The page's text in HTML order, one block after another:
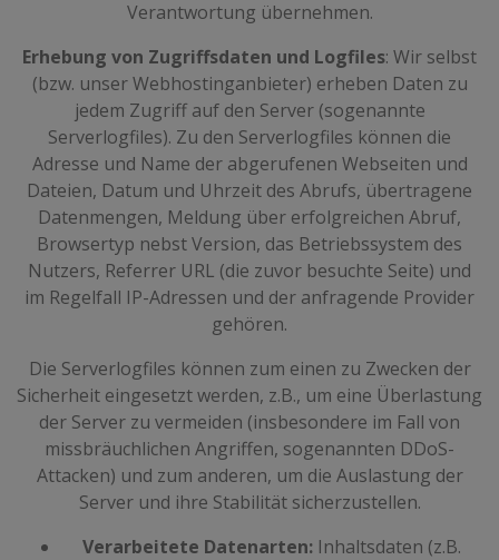
Verantwortung übernehmen.
Erhebung von Zugriffsdaten und Logfiles: Wir selbst
(bzw. unser Webhostinganbieter) erheben Daten zu
jedem Zugriff auf den Server (sogenannte
Serverlogfiles). Zu den Serverlogfiles können die
Adresse und Name der abgerufenen Webseiten und
Dateien, Datum und Uhrzeit des Abrufs, übertragene
Datenmengen, Meldung über erfolgreichen Abruf,
Browsertyp nebst Version, das Betriebssystem des
Nutzers, Referrer URL (die zuvor besuchte Seite) und
im Regelfall IP-Adressen und der anfragende Provider
gehören.
Die Serverlogfiles können zum einen zu Zwecken der
Sicherheit eingesetzt werden, z.B., um eine Überlastung
der Server zu vermeiden (insbesondere im Fall von
missbräuchlichen Angriffen, sogenannten DDoS-
Attacken) und zum anderen, um die Auslastung der
Server und ihre Stabilität sicherzustellen.
Verarbeitete Datenarten: Inhaltsdaten (z.B.